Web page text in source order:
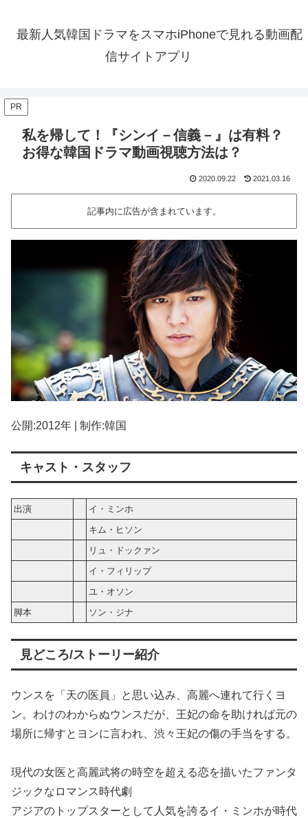
最新人気韓国ドラマをスマホiPhoneで見れる動画配
信サイトアプリ
PR
私を帰して！『シンイ－信義－』は有料？
お得な韓国ドラマ動画視聴方法は？
2020.09.22 2021.03.16
記事内に広告が含まれています。
公開:2012年 | 制作:韓国
キャスト・スタッフ
出演
イ・ミンホ
キム・ヒソン
リュ・ドックァン
イ・フィリップ
ユ・オソン
脚本
ソン・ジナ
見どころ/ストーリー紹介
ウンスを「天の医員」と思い込み、高麗へ連れて行くヨ
ン。わけのわからぬウンスだが、王妃の命を助ければ元の
場所に帰すとヨンに言われ、渋々王妃の傷の手当をする。
現代の女医と高麗武将の時空を超える恋を描いたファンタ
ジックなロマンス時代劇
アジアのトップスターとして人気を誇るイ・ミンホが時代